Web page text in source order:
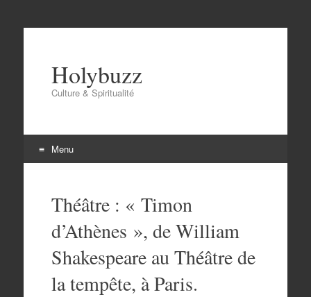
Holybuzz
Culture & Spiritualité
Menu
contenuThéâtre : « Timon
d’Athènes », de William
Shakespeare au Théâtre de
la tempête, à Paris.